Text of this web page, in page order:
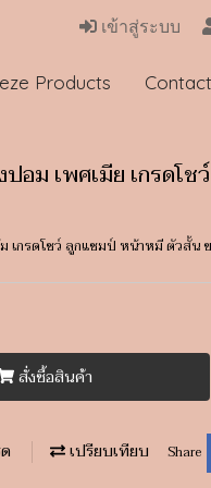
เข้าสู่ระบบ
Products
อม เพศเมีย เกรดโชว์
เกรดโชว์ ลูกแชมป์ หน้าหมี ตัวสั้น
สั่งซื้อสินค้า
เปรียบเทียบ Share